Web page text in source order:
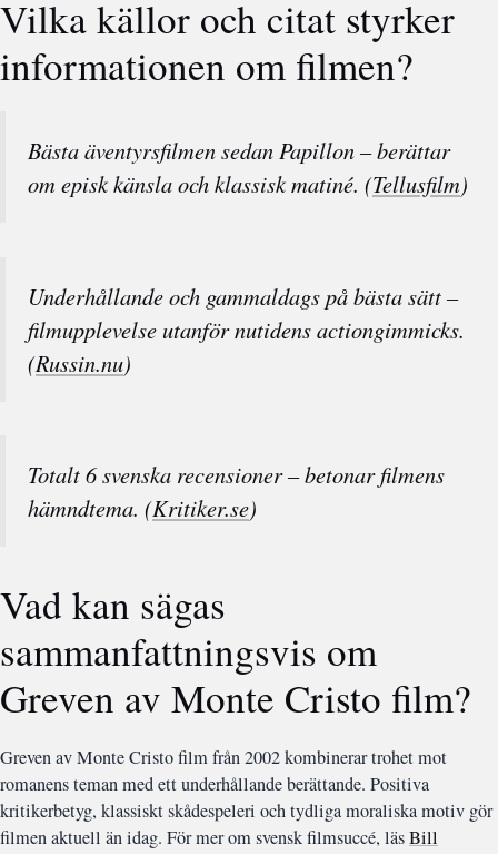
Vilka källor och citat styrker
informationen om filmen?
Bästa äventyrsfilmen sedan Papillon – berättar
om episk känsla och klassisk matiné. (Tellusfilm)
Underhållande och gammaldags på bästa sätt –
filmupplevelse utanför nutidens actiongimmicks.
(Russin.nu)
Totalt 6 svenska recensioner – betonar filmens
hämndtema. (Kritiker.se)
Vad kan sägas
sammanfattningsvis om
Greven av Monte Cristo film?
Greven av Monte Cristo film från 2002 kombinerar trohet mot
romanens teman med ett underhållande berättande. Positiva
kritikerbetyg, klassiskt skådespeleri och tydliga moraliska motiv gör
filmen aktuell än idag. För mer om svensk filmsuccé, läsBill